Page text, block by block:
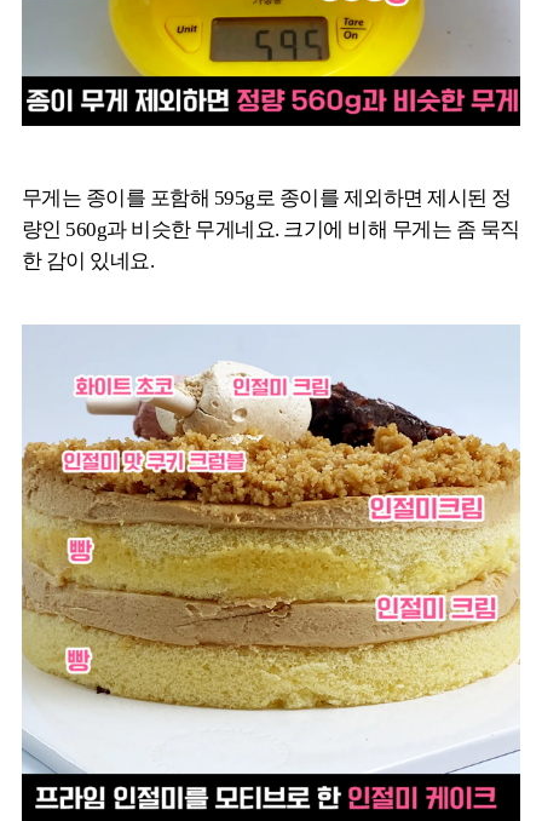
무게는 종이를 포함해 595g로 종이를 제외하면 제시된 정
량인 560g과 비슷한 무게네요. 크기에 비해 무게는 좀 묵직
한 감이 있네요.